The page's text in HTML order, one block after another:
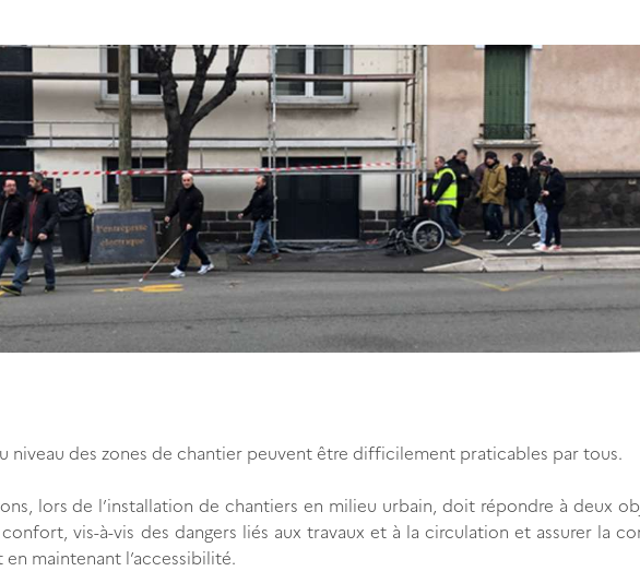
niveau des zones de chantier peuvent être difficilement praticables par tous.
lors de l’installation de chantiers en milieu urbain, doit répondre à deux
vis-à-vis des dangers liés aux travaux et à la circulation et assurer la
maintenant l’accessibilité.